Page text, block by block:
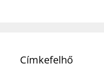
Címkefelhő